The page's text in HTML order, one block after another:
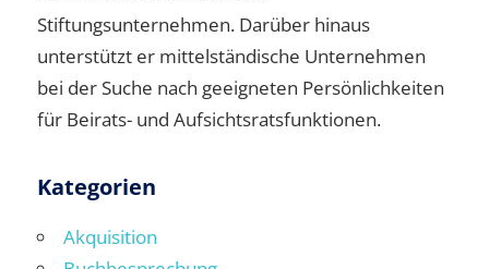
Stiftungsunternehmen. Darüber hinaus
unterstützt er mittelständische Unternehmen
bei der Suche nach geeigneten Persönlichkeiten
für Beirats- und Aufsichtsratsfunktionen.
Kategorien
Akquisition